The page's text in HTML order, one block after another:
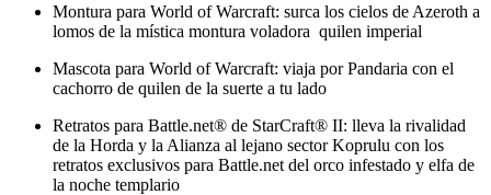
Montura para World of Warcraft: surca los cielos de Azeroth a
lomos de la mística montura voladora quilen imperial
Mascota para World of Warcraft: viaja por Pandaria con el
cachorro de quilen de la suerte a tu lado
Retratos para Battle.net® de StarCraft® II: lleva la rivalidad
de la Horda y la Alianza al lejano sector Koprulu con los
retratos exclusivos para Battle.net del orco infestado y elfa de
la noche templario